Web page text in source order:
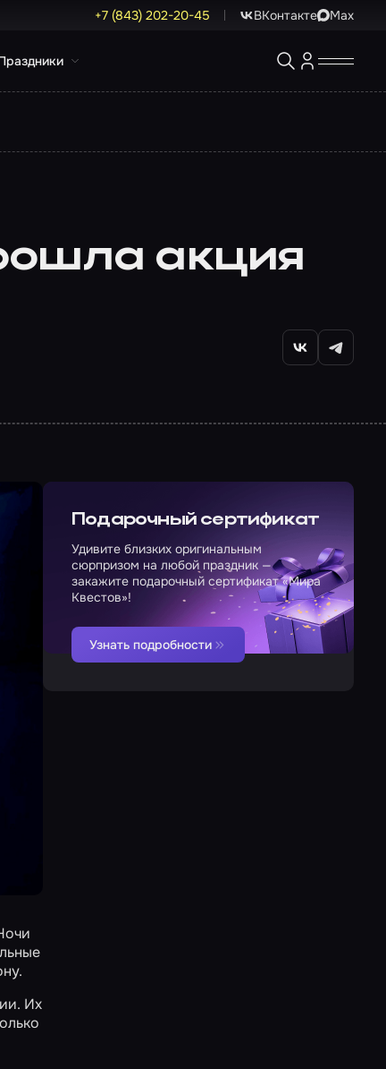
+7 (843) 202-20-45 ВКонтакте Max
акция
Их
Подарочный сертификат
Удивите близких оригинальным
сюрпризом на любой праздник —
закажите подарочный сертификат «Мира
Квестов»!
Узнать подробности